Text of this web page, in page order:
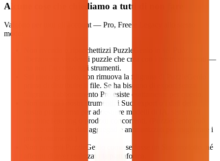
Alcune cose che chiediamo a tutti di non fare
Valgono per tutti gli account — Pro, Free e Legacy allo stesso
modo:
Non rivenda o ripacchettizzi PuzzleGenio in sé. Può
liberamente vendere i puzzle che crea con i nostri strumenti —
ma non l'accesso agli strumenti.
Sul piano gratuito, non rimuova la filigrana di PuzzleGenio
prima di distribuire il file. Se ha bisogno di export senza
filigrana, l'abbonamento Pro esiste esattamente per questo.
Non utilizzi i nostri strumenti, i Suoi export o i dati della
nostra piattaforma per addestrare modelli di IA, sistemi di
machine learning o prodotti concorrenti. (PuzzleGenio può
invece utilizzare dati aggregati e anonimizzati per migliorare i
Non presenti PuzzleGenio come se fosse un Suo prodotto, né
affermi di aver realizzato la piattaforma.